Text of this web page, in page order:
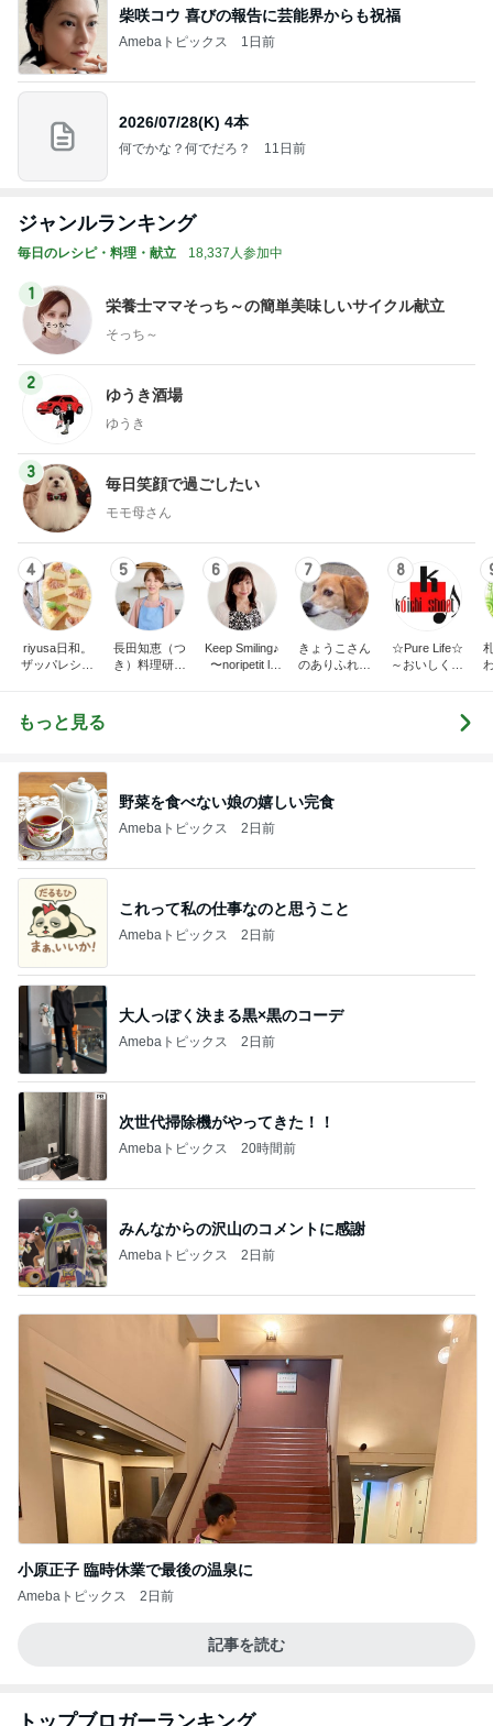
柴咲コウ 喜びの報告に芸能界からも祝福
Amebaトピックス 1日前
2026/07/28(K) 4本
何でかな？何でだろ？ 11日前
ジャンルランキング
毎日のレシピ・料理・献立 18,337人参加中
1
栄養士ママそっち～の簡単美味しいサイクル献立
そっち～
2
ゆうき酒場
ゆうき
3
毎日笑顔で過ごしたい
モモ母さん
4
riyusa日和。
ザッパレシピ
かず
5
長田知恵（つ
き）料理研究
6
Keep Smiling♪
〜noripetit lif
7
きょうこさん
のありふれた
8
☆Pure Life☆
～おいしく、
もっと見る
野菜を食べない娘の嬉しい完食
Amebaトピックス 2日前
これって私の仕事なのと思うこと
Amebaトピックス 2日前
大人っぽく決まる黒×黒のコーデ
Amebaトピックス 2日前
次世代掃除機がやってきた！！
Amebaトピックス 20時間前
みんなからの沢山のコメントに感謝
Amebaトピックス 2日前
小原正子 臨時休業で最後の温泉に
Amebaトピックス 2日前
記事を読む
トップブロガーランキング